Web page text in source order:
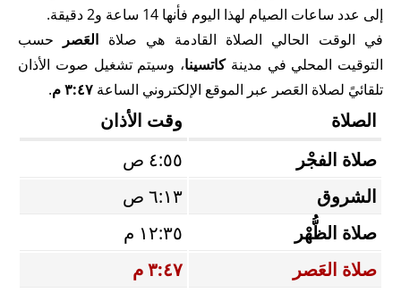
إلى عدد ساعات الصيام لهذا اليوم فأنها 14 ساعة و2 دقيقة.
في الوقت الحالي الصلاة القادمة هي صلاة العَصر
حسب
التوقيت المحلي في مدينةكاتسينا، وسيتم تشغيل صوت الأذان
تلقائيً لصلاة العَصر عبر الموقع الإلكتروني الساعة ٣:٤٧ م .
الصلاة
وقت الأذان
صلاة الفجْر
٤:٥٥ ص
الشروق
٦:١٣ ص
صلاة الظُّهْر
١٢:٣٥ م
صلاة العَصر
٣:٤٧ م